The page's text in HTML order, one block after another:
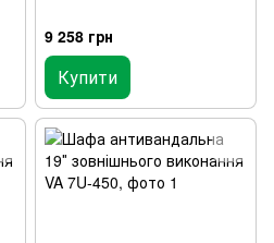
9 258 грн
Купити